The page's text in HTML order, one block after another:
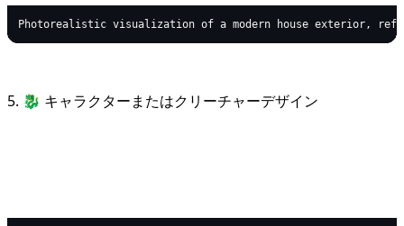
5. 🐉 キャラクターまたはクリーチャーデザイン